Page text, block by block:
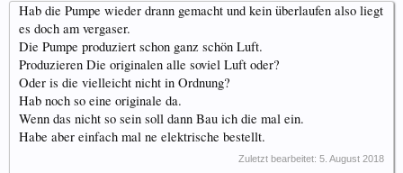
Hab die Pumpe wieder drann gemacht und kein überlaufen also liegt
es doch am vergaser.
Die Pumpe produziert schon ganz schön Luft.
Produzieren Die originalen alle soviel Luft oder?
Oder is die vielleicht nicht in Ordnung?
Hab noch so eine originale da.
Wenn das nicht so sein soll dann Bau ich die mal ein.
Habe aber einfach mal ne elektrische bestellt.
Zuletzt bearbeitet: 5. August 2018